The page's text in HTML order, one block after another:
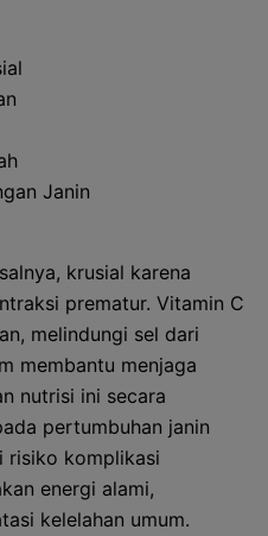
Janin
krusial karena
prematur. Vitamin C
melindungi sel dari
membantu menjaga
nutrisi ini secara
pertumbuhan janin
risiko komplikasi
energi alami,
kelelahan umum.